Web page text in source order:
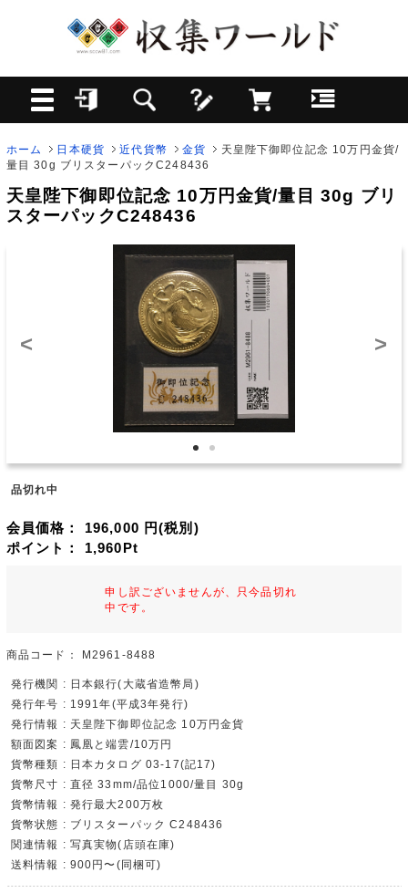
ホーム 日本硬貨 近代貨幣 金貨
天皇陛下御即位記念 10万円金貨/
量目 30g ブリスターパックC248436
天皇陛下御即位記念 10万円金貨/量目 30g ブリ
スターパックC248436
< >
品切れ中
会員価格： 196,000 円(税別)
ポイント： 1,960Pt
申し訳ございませんが、只今品切れ
中です。
商品コード： M2961-8488
発行機関 : 日本銀行(大蔵省造幣局)
発行年号 : 1991年(平成3年発行)
発行情報 : 天皇陛下御即位記念 10万円金貨
額面図案 : 鳳凰と端雲/10万円
貨幣種類 : 日本カタログ 03-17(記17)
貨幣尺寸 : 直径 33mm/品位1000/量目 30g
貨幣情報 : 発行最大200万枚
貨幣状態 : ブリスターパック C248436
関連情報 : 写真実物(店頭在庫)
送料情報 : 900円〜(同梱可)